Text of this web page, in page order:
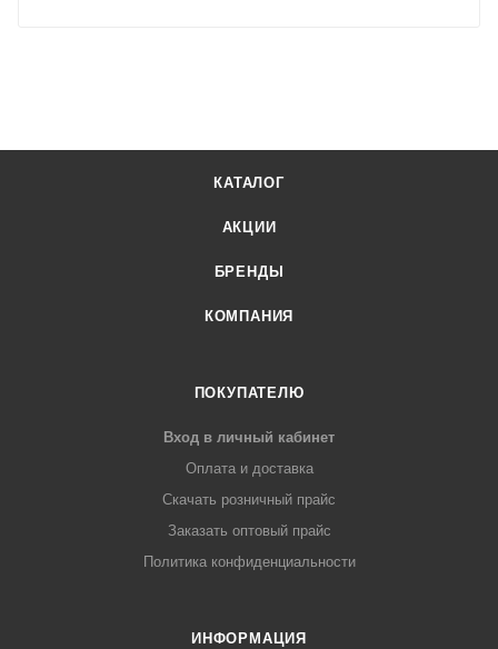
КАТАЛОГ
АКЦИИ
БРЕНДЫ
КОМПАНИЯ
ПОКУПАТЕЛЮ
Вход в личный кабинет
Оплата и доставка
Скачать розничный прайс
Заказать оптовый прайс
Политика конфиденциальности
ИНФОРМАЦИЯ